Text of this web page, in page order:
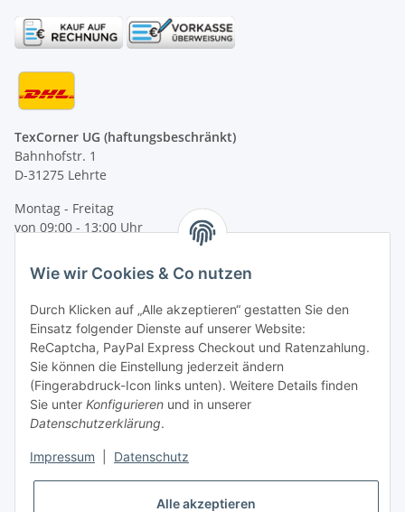
TexCorner UG (haftungsbeschränkt)
Bahnhofstr. 1
D-31275 Lehrte
Montag - Freitag
von 09:00 - 13:00 Uhr
Tel: +49 (0) 5132 8230689
E-Mail:mail@texcorner.de
Vertrag widerrufen
Wie wir Cookies & Co nutzen
Durch Klicken auf „Alle akzeptieren“ gestatten Sie den
Einsatz folgender Dienste auf unserer Website:
ReCaptcha, PayPal Express Checkout und Ratenzahlung.
Sie können die Einstellung jederzeit ändern
(Fingerabdruck-Icon links unten). Weitere Details finden
Sie unter Konfigurieren und in unserer
Datenschutzerklärung.
Impressum Datenschutz
Alle akzeptieren